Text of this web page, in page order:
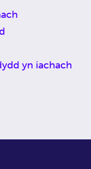
yn iachach